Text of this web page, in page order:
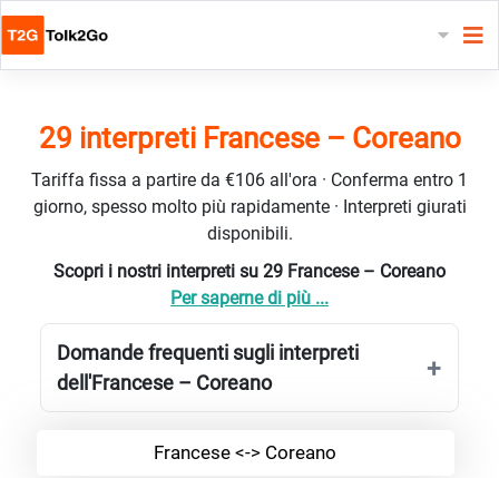
29 interpreti Francese – Coreano
Tariffa fissa a partire da €106 all'ora · Conferma entro 1
giorno, spesso molto più rapidamente · Interpreti giurati
disponibili.
Scopri i nostri interpreti su 29 Francese – Coreano
Per saperne di più ...
Domande frequenti sugli interpreti
dell'Francese – Coreano
Francese <-> Coreano